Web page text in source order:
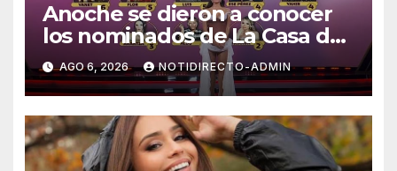
Anoche se dieron a conocer
los nominados de La Casa de
los Famosos México 2026 en
la segunda semana
AGO 6, 2026 NOTIDIRECTO-ADMIN